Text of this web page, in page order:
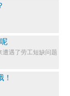
遭遇了劳工短缺问题